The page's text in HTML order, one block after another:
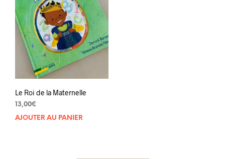
Le Roi de la Maternelle
13,00€
AJOUTER AU PANIER